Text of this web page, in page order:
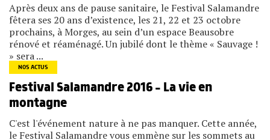
Après deux ans de pause sanitaire, le Festival Salamandre
fêtera ses 20 ans d’existence, les 21, 22 et 23 octobre
prochains, à Morges, au sein d’un espace Beausobre
rénové et réaménagé. Un jubilé dont le thème « Sauvage !
» sera ...
NOS ACTUS
Festival Salamandre 2016 – La vie en
montagne
C'est l'événement nature à ne pas manquer. Cette année,
le Festival Salamandre vous emmène sur les sommets au